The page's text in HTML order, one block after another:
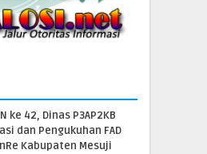
ke 42, Dinas P3AP2KB
dan Pengukuhan FAD
Kabupaten Mesuji